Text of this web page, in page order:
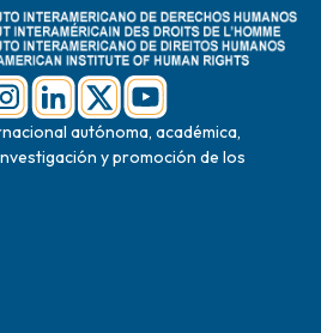
autónoma, académica,
y promoción de los